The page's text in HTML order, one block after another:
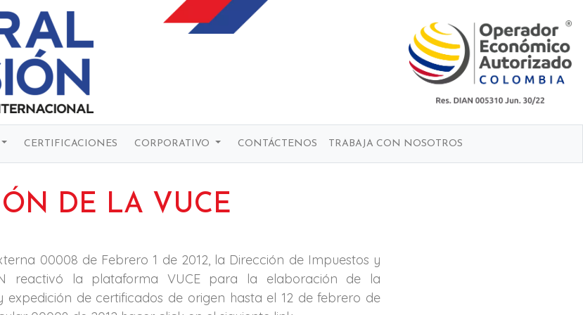
CERTIFICACIONES CORPORATIVO CONTÁCTENOS TRABAJA CON NOSOTROS
DE LA VUCE
00008 de Febrero 1 de 2012, la Dirección de Impuestos y
reactivó la plataforma VUCE para la elaboración de la
de certificados de origen hasta el 12 de febrero de